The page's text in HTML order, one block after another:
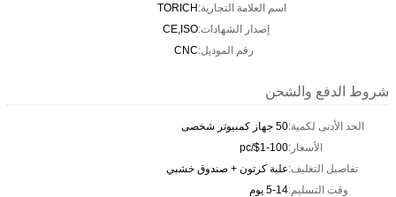
اسم العلامة التجارية:TORICH
إصدار الشهادات:CE,ISO
رقم الموديل:CNC
شروط الدفع والشحن
الحد الأدنى لكمية:50 جهاز كمبيوتر شخصى
الأسعار:$1-100/pc
تفاصيل التغليف:علبة كرتون + صندوق خشبي
وقت التسليم:5-14 يوم